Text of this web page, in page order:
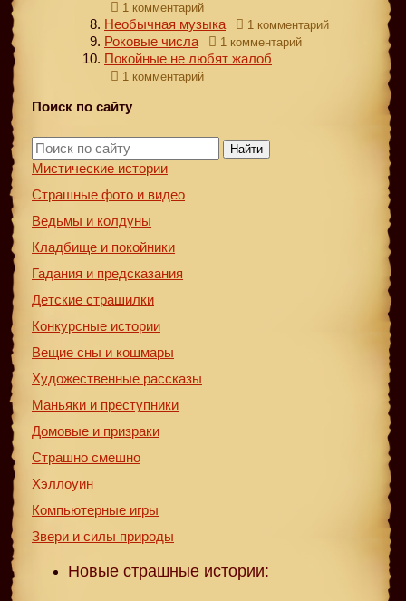
1 комментарий
Необычная музыка 1 комментарий
Роковые числа 1 комментарий
Покойные не любят жалоб
1 комментарий
Поиск по сайту
Найти
Мистические истории
Страшные фото и видео
Ведьмы и колдуны
Кладбище и покойники
Гадания и предсказания
Детские страшилки
Конкурсные истории
Вещие сны и кошмары
Художественные рассказы
Маньяки и преступники
Домовые и призраки
Страшно смешно
Хэллоуин
Компьютерные игры
Звери и силы природы
Новые страшные истории: